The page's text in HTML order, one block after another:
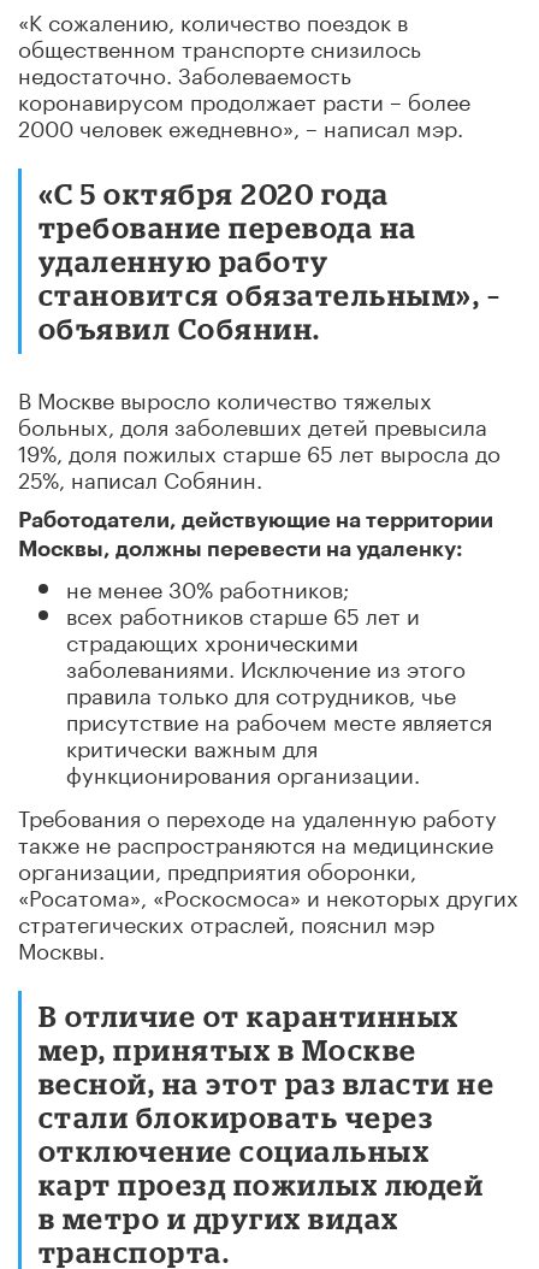
«К сожалению, количество поездок в
общественном транспорте снизилось
недостаточно. Заболеваемость
коронавирусом продолжает расти – более
2000 человек ежедневно», – написал мэр.
«С 5 октября 2020 года
требование перевода на
удаленную работу
становится обязательным», –
объявил Собянин.
В Москве выросло количество тяжелых
больных, доля заболевших детей превысила
19%, доля пожилых старше 65 лет выросла до
25%, написал Собянин.
Работодатели, действующие на территории
Москвы, должны перевести на удаленку:
не менее 30% работников;
всех работников старше 65 лет и
страдающих хроническими
заболеваниями. Исключение из этого
правила только для сотрудников, чье
присутствие на рабочем месте является
критически важным для
функционирования организации.
Требования о переходе на удаленную работу
также не распространяются на медицинские
организации, предприятия оборонки,
«Росатома», «Роскосмоса» и некоторых других
стратегических отраслей, пояснил мэр
Москвы.
В отличие от карантинных
мер, принятых в Москве
весной, на этот раз власти не
стали блокировать через
отключение социальных
карт проезд пожилых людей
в метро и других видах
транспорта.